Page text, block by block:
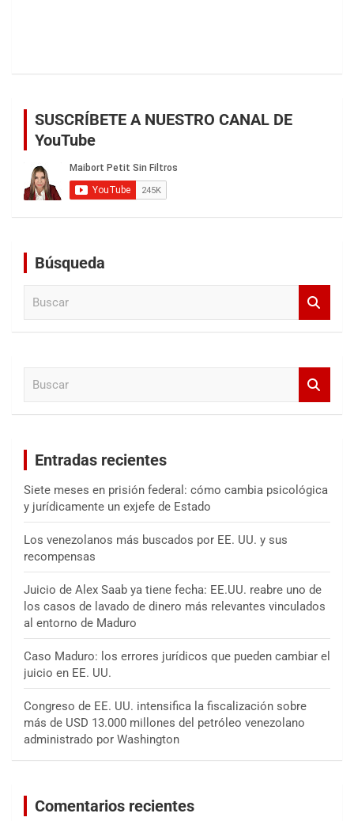
SUSCRÍBETE A NUESTRO CANAL DE
YouTube
Búsqueda
Entradas recientes
Siete meses en prisión federal: cómo cambia psicológica
y jurídicamente un exjefe de Estado
Los venezolanos más buscados por EE. UU. y sus
recompensas
Juicio de Alex Saab ya tiene fecha: EE.UU. reabre uno de
los casos de lavado de dinero más relevantes vinculados
al entorno de Maduro
Caso Maduro: los errores jurídicos que pueden cambiar el
juicio en EE. UU.
Congreso de EE. UU. intensifica la fiscalización sobre
más de USD 13.000 millones del petróleo venezolano
administrado por Washington
Comentarios recientes